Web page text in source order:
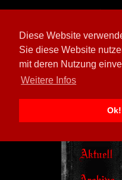
Diese Website
Sie diese Website
mit deren Nutzung
Weitere Infos
Ok!
[ 600026/M3]